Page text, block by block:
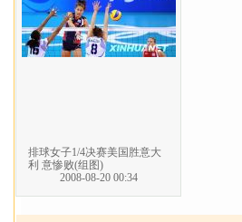
排球女子1/4决赛美国胜意大
利 意惨败(组图)
2008-08-20 00:34